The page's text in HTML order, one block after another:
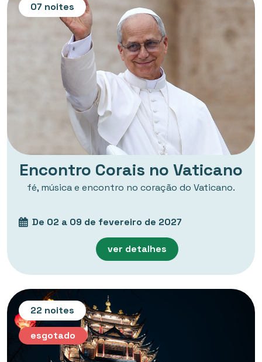
07 noites
Encontro Corais no Vaticano
fé, música e encontro no coração do Vaticano.
De 02 a 09 de fevereiro de 2027
ver detalhes
22 noites
esgotado